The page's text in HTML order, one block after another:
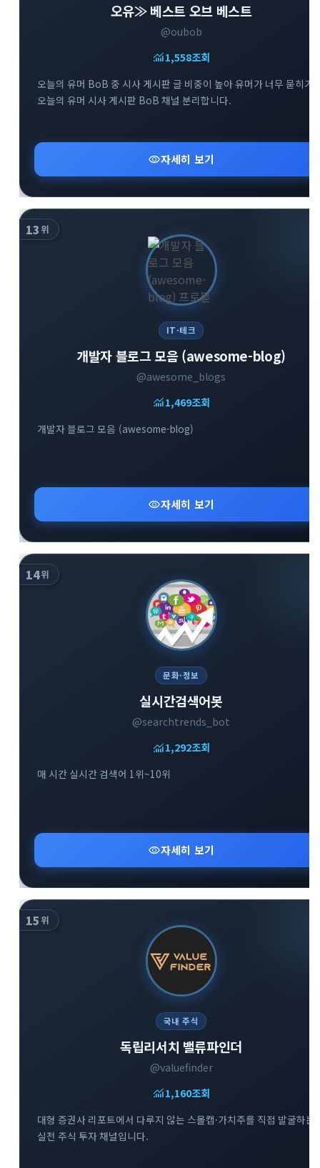
오유≫ 베스트 오브 베스트
@oubob
monitoring1,558조회
오늘의 유머 BoB 중 시사 게시판 글 비중이 높아 유머가 너무 묻히기
오늘의 유머 시사 게시판 BoB 채널 분리합니다.
visibility자세히 보기
13 위
IT·테크
개발자 블로그 모음 (awesome-blog)
@awesome_blogs
monitoring1,469조회
개발자 블로그 모음 (awesome-blog)
visibility자세히 보기
14위
문화·정보
실시간검색어봇
@searchtrends_bot
monitoring1,292조회
매 시간 실시간 검색어 1위~10위
visibility자세히 보기
15 위
국내 주식
독립리서치 밸류파인더
@valuefinder
monitoring1,160조회
대형 증권사 리포트에서 다루지 않는 스몰캡·가치주를 직접 발굴하는
실전 주식 투자 채널입니다.